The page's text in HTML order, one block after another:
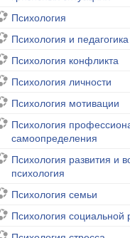
Психология
Психология и педагогика
Психология конфликта
Психология личности
Психология мотивации
Психология
самоопределения
Психология развития и
психология
Психология семьи
Психология социальной